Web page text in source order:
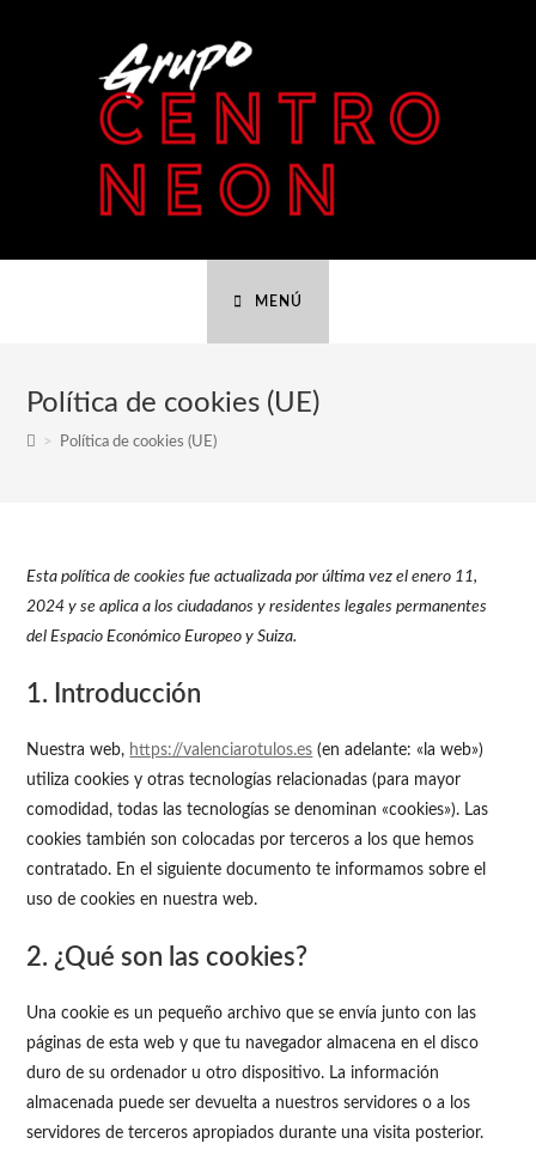
MENÚ
Política de cookies (UE)
> Política de cookies (UE)
Esta política de cookies fue actualizada por última vez el enero 11,
2024 y se aplica a los ciudadanos y residentes legales permanentes
del Espacio Económico Europeo y Suiza.
1. Introducción
Nuestra web, https://valenciarotulos.es (en adelante: «la web»)
utiliza cookies y otras tecnologías relacionadas (para mayor
comodidad, todas las tecnologías se denominan «cookies»). Las
cookies también son colocadas por terceros a los que hemos
contratado. En el siguiente documento te informamos sobre el
uso de cookies en nuestra web.
2. ¿Qué son las cookies?
Una cookie es un pequeño archivo que se envía junto con las
páginas de esta web y que tu navegador almacena en el disco
duro de su ordenador u otro dispositivo. La información
almacenada puede ser devuelta a nuestros servidores o a los
servidores de terceros apropiados durante una visita posterior.